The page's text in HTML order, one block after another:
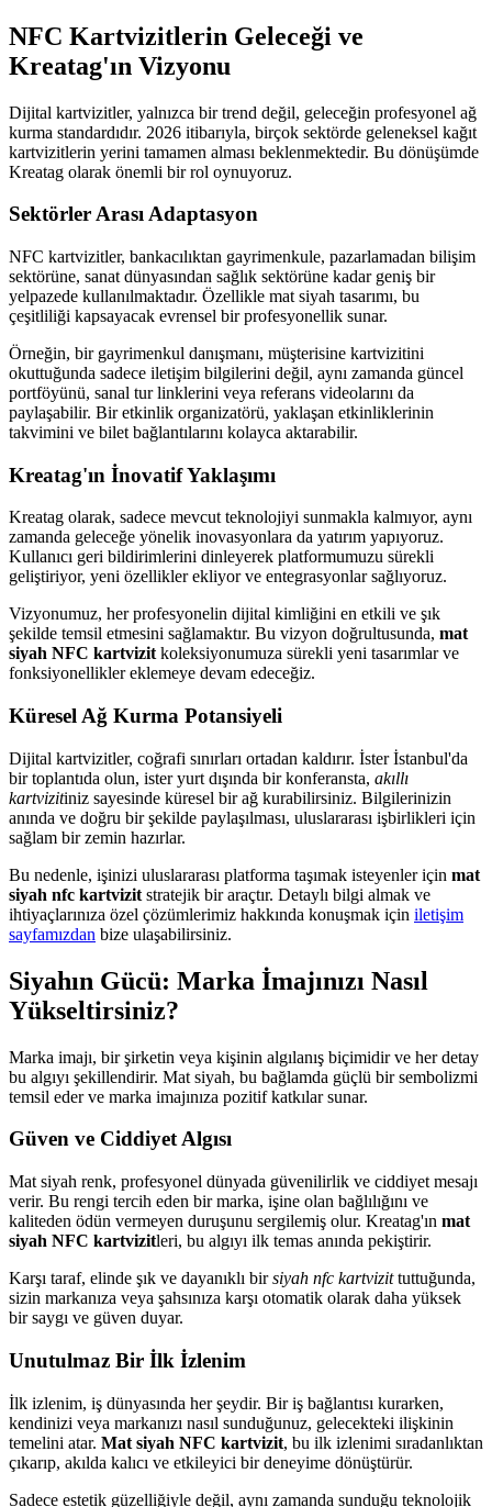
NFC Kartvizitlerin Geleceği ve
Kreatag'ın Vizyonu
Dijital kartvizitler, yalnızca bir trend değil, geleceğin profesyonel ağ
kurma standardıdır. 2026 itibarıyla, birçok sektörde geleneksel kağıt
kartvizitlerin yerini tamamen alması beklenmektedir. Bu dönüşümde
Kreatag olarak önemli bir rol oynuyoruz.
Sektörler Arası Adaptasyon
NFC kartvizitler, bankacılıktan gayrimenkule, pazarlamadan bilişim
sektörüne, sanat dünyasından sağlık sektörüne kadar geniş bir
yelpazede kullanılmaktadır. Özellikle mat siyah tasarımı, bu
çeşitliliği kapsayacak evrensel bir profesyonellik sunar.
Örneğin, bir gayrimenkul danışmanı, müşterisine kartvizitini
okuttuğunda sadece iletişim bilgilerini değil, aynı zamanda güncel
portföyünü, sanal tur linklerini veya referans videolarını da
paylaşabilir. Bir etkinlik organizatörü, yaklaşan etkinliklerinin
takvimini ve bilet bağlantılarını kolayca aktarabilir.
Kreatag'ın İnovatif Yaklaşımı
Kreatag olarak, sadece mevcut teknolojiyi sunmakla kalmıyor, aynı
zamanda geleceğe yönelik inovasyonlara da yatırım yapıyoruz.
Kullanıcı geri bildirimlerini dinleyerek platformumuzu sürekli
geliştiriyor, yeni özellikler ekliyor ve entegrasyonlar sağlıyoruz.
Vizyonumuz, her profesyonelin dijital kimliğini en etkili ve şık
şekilde temsil etmesini sağlamaktır. Bu vizyon doğrultusunda, mat
siyah NFC kartvizit koleksiyonumuza sürekli yeni tasarımlar ve
fonksiyonellikler eklemeye devam edeceğiz.
Küresel Ağ Kurma Potansiyeli
Dijital kartvizitler, coğrafi sınırları ortadan kaldırır. İster İstanbul'da
bir toplantıda olun, ister yurt dışında bir konferansta, akıllı
kartvizitiniz sayesinde küresel bir ağ kurabilirsiniz. Bilgilerinizin
anında ve doğru bir şekilde paylaşılması, uluslararası işbirlikleri için
sağlam bir zemin hazırlar.
Bu nedenle, işinizi uluslararası platforma taşımak isteyenler için mat
siyah nfc kartvizit stratejik bir araçtır. Detaylı bilgi almak ve
ihtiyaçlarınıza özel çözümlerimiz hakkında konuşmak için iletişim
sayfamızdan bize ulaşabilirsiniz.
Siyahın Gücü: Marka İmajınızı Nasıl
Yükseltirsiniz?
Marka imajı, bir şirketin veya kişinin algılanış biçimidir ve her detay
bu algıyı şekillendirir. Mat siyah, bu bağlamda güçlü bir sembolizmi
temsil eder ve marka imajınıza pozitif katkılar sunar.
Güven ve Ciddiyet Algısı
Mat siyah renk, profesyonel dünyada güvenilirlik ve ciddiyet mesajı
verir. Bu rengi tercih eden bir marka, işine olan bağlılığını ve
kaliteden ödün vermeyen duruşunu sergilemiş olur. Kreatag'ın mat
siyah NFC kartvizitleri, bu algıyı ilk temas anında pekiştirir.
Karşı taraf, elinde şık ve dayanıklı birsiyah nfc kartvizittuttuğunda,
sizin markanıza veya şahsınıza karşı otomatik olarak daha yüksek
bir saygı ve güven duyar.
Unutulmaz Bir İlk İzlenim
İlk izlenim, iş dünyasında her şeydir. Bir iş bağlantısı kurarken,
kendinizi veya markanızı nasıl sunduğunuz, gelecekteki ilişkinin
temelini atar. Mat siyah NFC kartvizit, bu ilk izlenimi sıradanlıktan
çıkarıp, akılda kalıcı ve etkileyici bir deneyime dönüştürür.
Sadece estetik güzelliğiyle değil, aynı zamanda sunduğu teknolojik